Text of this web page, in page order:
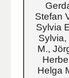
Stefan
Sylvia
Sylvia,
M.,
Helga